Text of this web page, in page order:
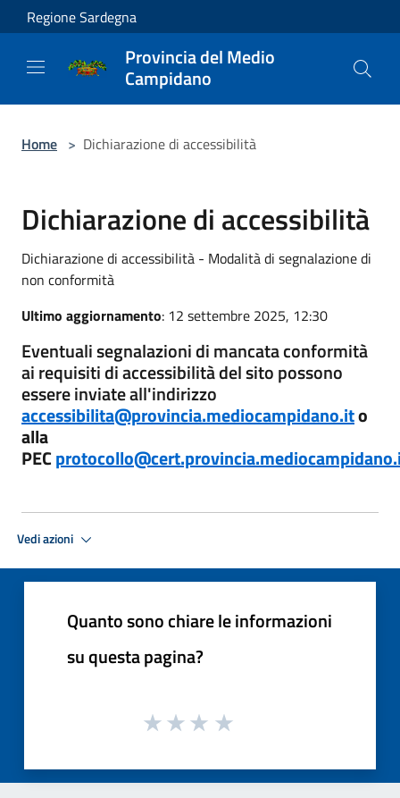
Salta al contenuto principale
Regione Sardegna
Provincia del Medio
Campidano
Home > Dichiarazione di accessibilità
Dichiarazione di accessibilità
Dichiarazione di accessibilità - Modalità di segnalazione di
non conformità
Ultimo aggiornamento: 12 settembre 2025, 12:30
Eventuali segnalazioni di mancata conformità
ai requisiti di accessibilità del sito possono
essere inviate all'indirizzo
accessibilita@provincia.mediocampidano.ito
alla
PEC
Vedi azioni
Quanto sono chiare le informazioni
su questa pagina?